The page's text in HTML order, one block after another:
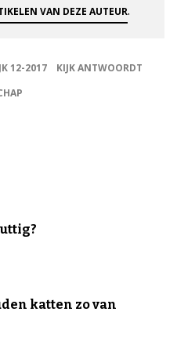
VAN DEZE AUTEUR.
12-2017
KIJK ANTWOORDT
katten zo van